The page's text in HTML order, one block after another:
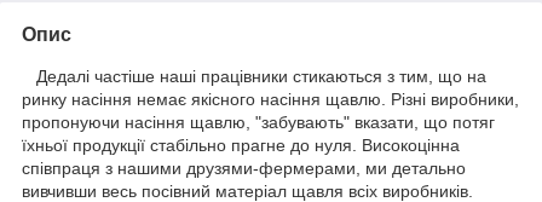
Опис
Дедалі частіше наші працівники стикаються з тим, що на
ринку насіння немає якісного насіння щавлю. Різні виробники,
пропонуючи насіння щавлю, "забувають" вказати, що потяг
їхньої продукції стабільно прагне до нуля. Високоцінна
співпраця з нашими друзями-фермерами, ми детально
вивчивши весь посівний матеріал щавля всіх виробників.